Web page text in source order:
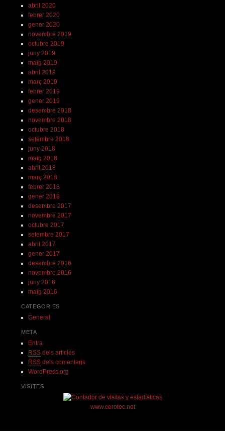
abril 2020
febrer 2020
gener 2020
novembre 2019
octubre 2019
juny 2019
maig 2019
abril 2019
març 2019
febrer 2019
gener 2019
desembre 2018
novembre 2018
octubre 2018
setembre 2018
juny 2018
maig 2018
abril 2018
març 2018
febrer 2018
gener 2018
desembre 2017
novembre 2017
octubre 2017
setembre 2017
abril 2017
gener 2017
desembre 2016
novembre 2016
juny 2016
maig 2016
CATEGORIES
General
META
Entra
RSSdels articles
RSSdels comentaris
WordPress.org
VISITES
www.cerotec.net